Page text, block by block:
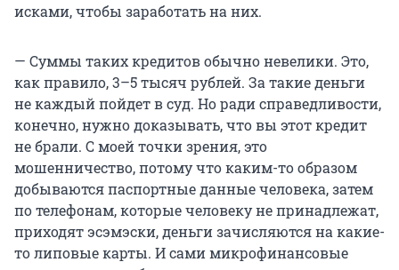
исками, чтобы заработать на них.
— Суммы таких кредитов обычно невелики. Это,
как правило, 3–5 тысяч рублей. За такие деньги
не каждый пойдет в суд. Но ради справедливости,
конечно, нужно доказывать, что вы этот кредит
не брали. С моей точки зрения, это
мошенничество, потому что каким-то образом
добываются паспортные данные человека, затем
по телефонам, которые человеку не принадлежат,
приходят эсэмэски, деньги зачисляются на какие-
то липовые карты. И сами микрофинансовые